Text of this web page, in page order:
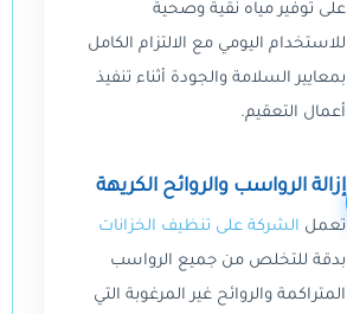
على توفير مياه نقية وصحية
للاستخدام اليومي مع الالتزام الكامل
بمعايير السلامة والجودة أثناء تنفيذ
أعمال التعقيم.
إزالة الرواسب والروائح الكريهة
تعمل الشركة على تنظيف الخزانات
بدقة للتخلص من جميع الرواسب
المتراكمة والروائح غير المرغوبة التي